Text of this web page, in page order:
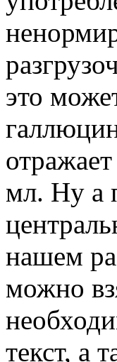
это
мл. Ну а
нашем
можно
текст, а